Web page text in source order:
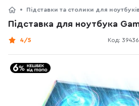
Підставки та столики для
Підставка для ноутбука
Код:
4/5